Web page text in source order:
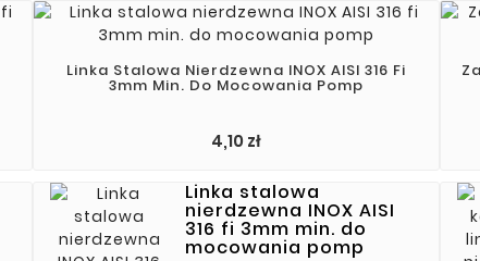
Linka Stalowa Nierdzewna INOX AISI 316 Fi
3mm Min. Do Mocowania Pomp
4,10 złCena
Linka stalowa
nierdzewna INOX AISI
316 fi 3mm min. do
mocowania pomp